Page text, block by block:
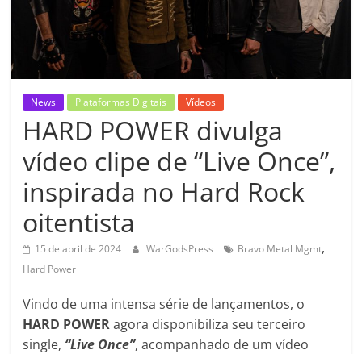
News Plataformas Digitais Vídeos
HARD POWER divulga
vídeo clipe de “Live Once”,
inspirada no Hard Rock
oitentista
15 de abril de 2024 WarGodsPress Bravo Metal Mgmt,
Hard Power
Vindo de uma intensa série de lançamentos, o
HARD POWERagora disponibiliza seu terceiro
single, “Live Once”, acompanhado de um vídeo